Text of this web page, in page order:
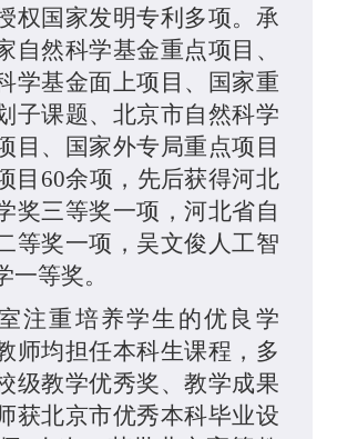
权国家发明专利 多项。承
自然科学基金重点项目、
学基金面上项目、国家重
子课题、北京市自然科学
目、国家外专局重点项目
目60余项，先后获得河北
奖三等奖一项，河北省自
等奖一项，吴文俊人工智
一等奖。
注重培养学生的优良学
师均担任本科生课程，多
级教学优秀奖、教学成果
获北京市优秀本科毕业设